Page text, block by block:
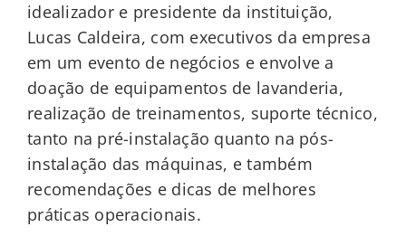
idealizador e presidente da instituição,
Lucas Caldeira, com executivos da empresa
em um evento de negócios e envolve a
doação de equipamentos de lavanderia,
realização de treinamentos, suporte técnico,
tanto na pré-instalação quanto na pós-
instalação das máquinas, e também
recomendações e dicas de melhores
práticas operacionais.